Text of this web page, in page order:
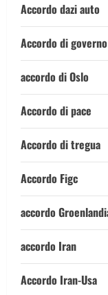
Accordo dazi auto
Accordo di governo
accordo di Oslo
Accordo di pace
Accordo di tregua
Accordo Figc
accordo
accordo Iran
Accordo Iran-Usa